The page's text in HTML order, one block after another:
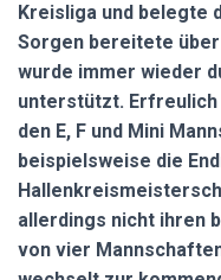
Kreisliga und belegte
Sorgen bereitete über
wurde immer wieder
unterstützt. Erfreulich
den E, F und Mini
beispielsweise die
allerdings nicht ihren
von vier